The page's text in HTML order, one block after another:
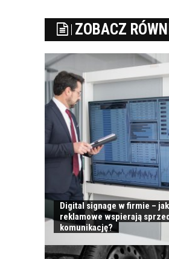
ZOBACZ
Digital signage w firmie –
reklamowe wspierają
komunikację?